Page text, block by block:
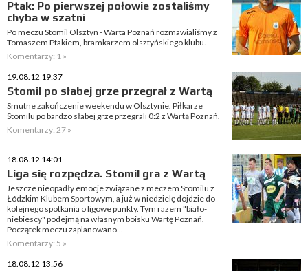
Ptak: Po pierwszej połowie zostaliśmy
chyba w szatni
Po meczu Stomil Olsztyn - Warta Poznań rozmawialiśmy z
Tomaszem Ptakiem, bramkarzem olsztyńskiego klubu.
Komentarzy: 1 »
19.08.12 19:37
Stomil po słabej grze przegrał z Wartą
Smutne zakończenie weekendu w Olsztynie. Piłkarze
Stomilu po bardzo słabej grze przegrali 0:2 z Wartą Poznań.
Komentarzy: 27 »
18.08.12 14:01
Liga się rozpędza. Stomil gra z Wartą
Jeszcze nieopadły emocje związane z meczem Stomilu z
Łódzkim Klubem Sportowym, a już w niedzielę dojdzie do
kolejnego spotkania o ligowe punkty. Tym razem "biało-
niebiescy" podejmą na własnym boisku Wartę Poznań.
Początek meczu zaplanowano...
Komentarzy: 5 »
18.08.12 13:56